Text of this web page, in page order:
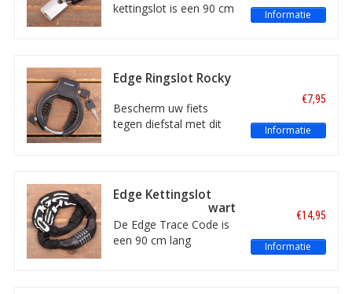
keurmerk.
kettingslot is een 90 cm
en vuilwerende cilinder
en kettingschakels van 6
mm dik.
Informatie
Edge Ringslot Rocky
Bescherm uw fiets
tegen diefstal met dit
heeft een 8 mm dikke
stalen beugel.
€7,95
Informatie
Edge Kettingslot
Trace Code 90 Zwart
De Edge Trace Code is
een 90 cm lang
€14,95
Informatie